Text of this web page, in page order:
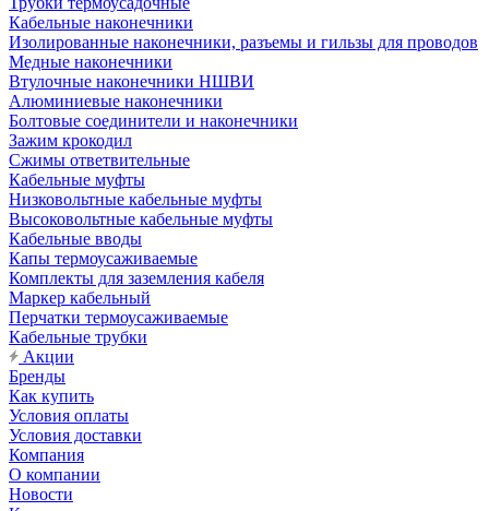
Кабельные наконечники
Изолированные наконечники, разъемы и гильзы для проводов
Медные наконечники
Втулочные наконечники НШВИ
Алюминиевые наконечники
Болтовые соединители и наконечники
Зажим крокодил
Сжимы ответвительные
Кабельные муфты
Низковольтные кабельные муфты
Высоковольтные кабельные муфты
Кабельные вводы
Капы термоусаживаемые
Комплекты для заземления кабеля
Маркер кабельный
Перчатки термоусаживаемые
Кабельные трубки
Акции
Бренды
Как купить
Условия оплаты
Условия доставки
Компания
О компании
Новости